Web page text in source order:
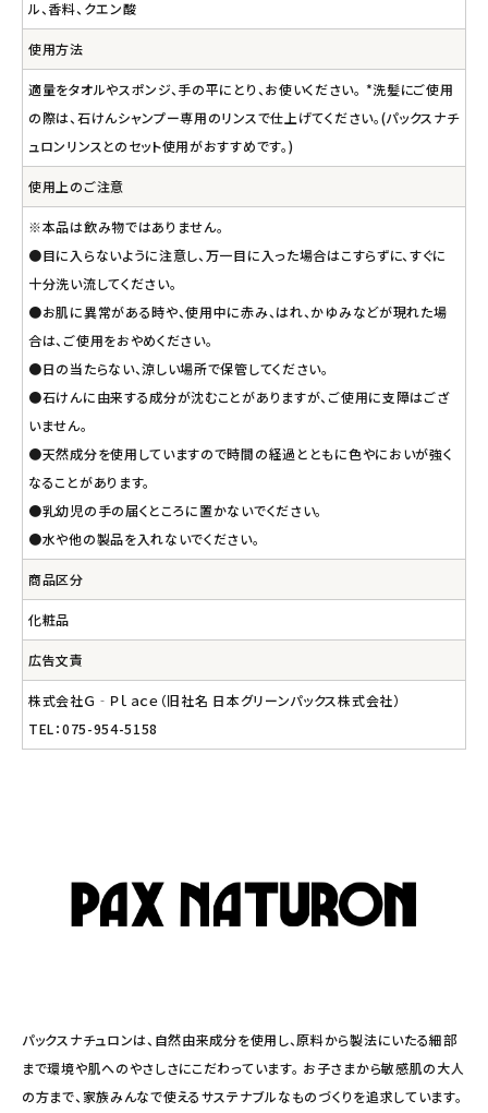
ル、香料、クエン酸
使用方法
適量をタオルやスポンジ、手の平にとり、お使いください。 *洗髪にご使用
の際は、石けんシャンプー専用のリンスで仕上げてください。(パックスナチ
ュロンリンスとのセット使用がおすすめです。)
使用上のご注意
※本品は飲み物ではありません。
●目に入らないように注意し、万一目に入った場合はこすらずに、すぐに
十分洗い流してください。
●お肌に異常がある時や、使用中に赤み、はれ、かゆみなどが現れた場
合は、ご使用をおやめください。
●日の当たらない、涼しい場所で保管してください。
●石けんに由来する成分が沈むことがありますが、ご使用に支障はござ
いません。
●天然成分を使用していますので時間の経過とともに色やにおいが強く
なることがあります。
●乳幼児の手の届くところに置かないでください。
●水や他の製品を入れないでください。
商品区分
化粧品
広告文責
株式会社Ｇ‐Ｐｌａｃｅ（旧社名 日本グリーンパックス株式会社）
TEL：075-954-5158
パックスナチュロンは、自然由来成分を使用し、原料から製法にいたる細部
まで環境や肌へのやさしさにこだわっています。 お子さまから敏感肌の大人
の方まで、家族みんなで使えるサステナブルなものづくりを追求しています。